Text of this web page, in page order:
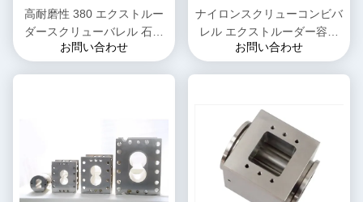
高耐磨性 380 エクストルー
ダースクリューバレル 石油
化学用コンビバレル
お問い合わせ
ナイロンスクリューコンビバ
レル エクストルーダー容量
0.02mm プラスチックエクス
お問い合わせ